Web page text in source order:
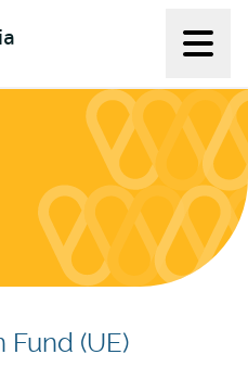
Fund (UE)